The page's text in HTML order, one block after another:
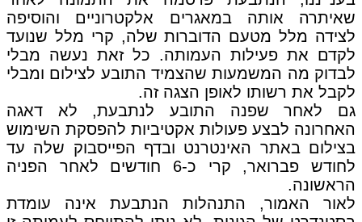
שאיתרה אותה במאגרים אלקטרוניים והוסיפה
לצידה מלל מטעם הדוברות שלה, קרי מלל שנועד
לקדם את פעילות העמותה. כל זאת נעשה מבלי
לבדוק מה המשמעות שהצמיד התובע לצילום ומבלי
לקבל את רשותו לאופן הצגה זה.
גם לאחר שפנה התובע לנתבעת, לא דאגה
האחרונה לבצע פעולות אקטיביות להפסקת השימוש
בצילום באתר האינטרנט ובדף הפייסבוק שלה עד
לחודש פברואר, קרי כ-6 חודשים לאחר הפניה
הראשונה.
לאור האמור, התנהלות הנתבעת אינה עומדת